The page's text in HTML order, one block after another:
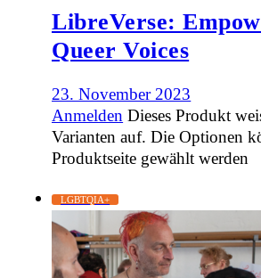
LibreVerse:
Queer Voices
23. November 2023
Anmelden Dieses Produkt
Varianten auf. Die Optionen
Produktseite gewählt werden
LGBTQIA+